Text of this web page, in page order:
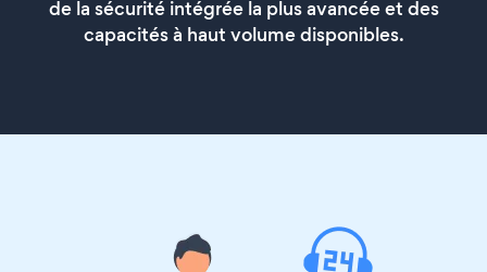
de la sécurité intégrée la plus avancée et des
capacités à haut volume disponibles.